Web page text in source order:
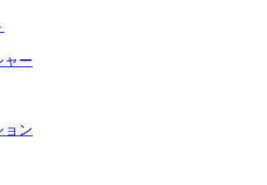
ャー
ョン